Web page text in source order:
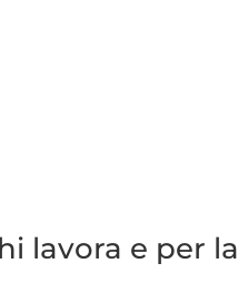
lavora e per la